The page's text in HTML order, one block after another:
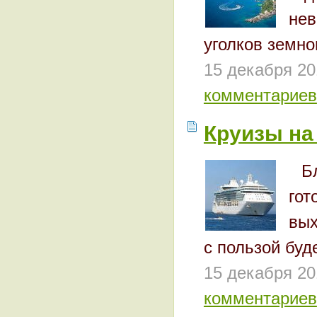
уголков
15 декабря
комментариев
Круизы
с пользой
15 декабря
комментариев